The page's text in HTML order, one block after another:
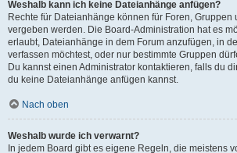
Weshalb kann ich keine Dateianhänge anfügen?
Rechte für Dateianhänge können für Foren,
vergeben werden. Die Board-Administration hat es
erlaubt, Dateianhänge in dem Forum anzufügen, in
verfassen möchtest, oder nur bestimmte Gruppen
Du kannst einen Administrator kontaktieren, falls du
du keine Dateianhänge anfügen kannst.
Nach oben
Weshalb wurde ich verwarnt?
In jedem Board gibt es eigene Regeln, die meistens